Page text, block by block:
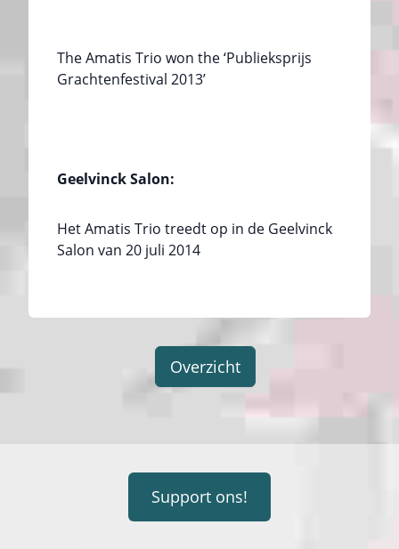
The Amatis Trio won the ‘Publieksprijs
Grachtenfestival 2013’
Geelvinck Salon:
Het Amatis Trio treedt op in de Geelvinck
Salon van 20 juli 2014
Overzicht
Support ons!